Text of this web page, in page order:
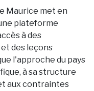
Maurice met en
plateforme
à des
des leçons
l'approche du pays
à sa structure
aux contraintes